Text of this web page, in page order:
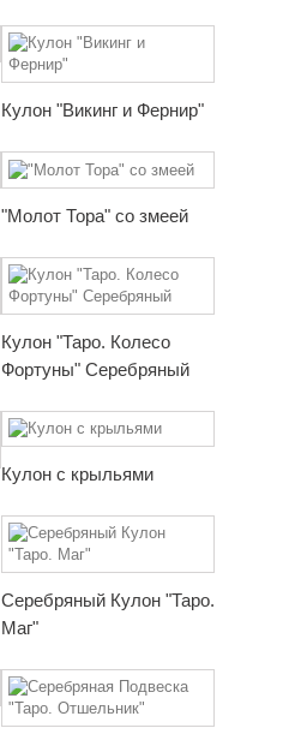
Кулон "Викинг и Фернир"
"Молот Тора" со змеей
Кулон "Таро. Колесо
Фортуны" Серебряный
Кулон с крыльями
Серебряный Кулон "Таро.
Маг"